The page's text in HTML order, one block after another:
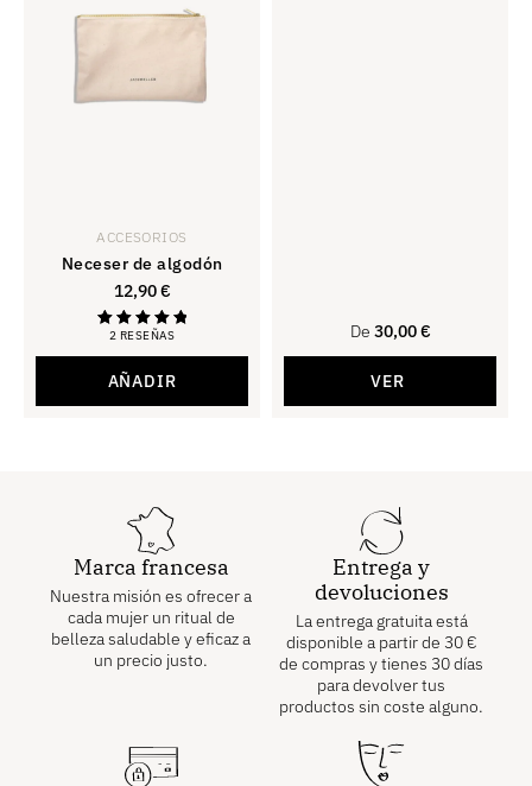
ACCESORIOS
Neceser de algodón
12,90€
2 RESEÑAS
Calificado
AÑADIR
De 30,00€
VER
Marca francesa
Nuestra misión es ofrecer a
cada mujer un ritual de
belleza saludable y eficaz a
un precio justo.
Entrega y
devoluciones
La entrega gratuita está
disponible a partir de 30 €
de compras y tienes 30 días
para devolver tus
productos sin coste alguno.